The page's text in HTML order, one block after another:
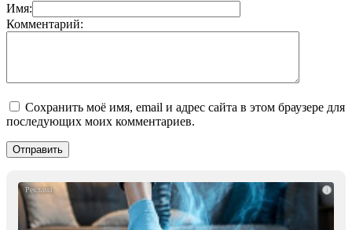
Имя:
Комментарий:
Сохранить моё имя, email и адрес сайта в этом браузере для
последующих моих комментариев.
i